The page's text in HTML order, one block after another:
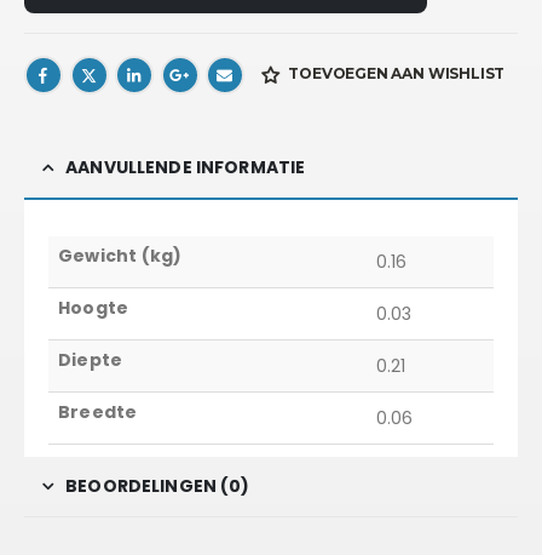
TOEVOEGEN AAN WISHLIST
AANVULLENDE INFORMATIE
Gewicht (kg)
0.16
Hoogte
0.03
Diepte
0.21
Breedte
0.06
BEOORDELINGEN (0)